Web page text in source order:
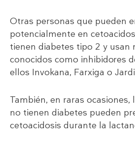
Otras personas que pueden
potencialmente en
tienen diabetes tipo 2 y usan
conocidos como inhibidores
ellos Invokana, Farxiga o
También, en raras ocasiones,
no tienen diabetes pueden
cetoacidosis durante la